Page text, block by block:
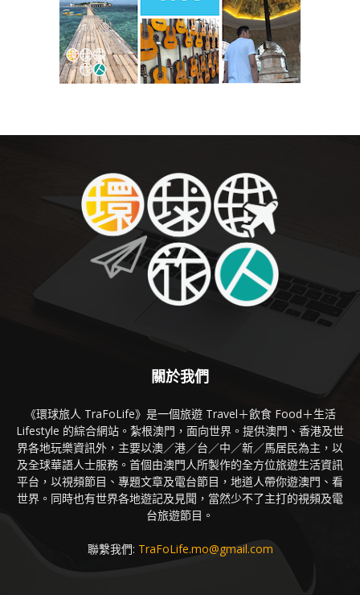
關於我們
《環球旅人 TraFoLife》是一個旅遊 Travel＋飲食 Food＋生活
Lifestyle 的綜合網站。紮根澳門，面向世界。提供澳門、香港及世
界各地玩樂資訊外，主要以澳／港／台／中／新／馬居民為主，以
及全球華語人士服務。首個由澳門人所製作的全方位旅遊生活資訊
平台，以視頻節目、專題文章及電台節目，地道人帶你遊澳門、看
世界。同時也有世界各地遊記及見聞，當然少不了主打的視頻及電
台旅遊節目。
聯繫我們: TraFoLife.mo@gmail.com